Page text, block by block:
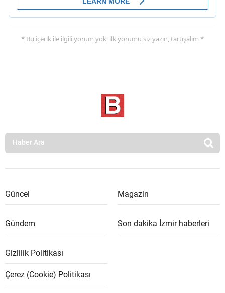
* Bu içerik ile ilgili yorum yok, ilk yorumu siz yazın, tartışalım *
Güncel Magazin
Gündem Son dakika İzmir haberleri
Gizlilik Politikası
Çerez (Cookie) Politikası